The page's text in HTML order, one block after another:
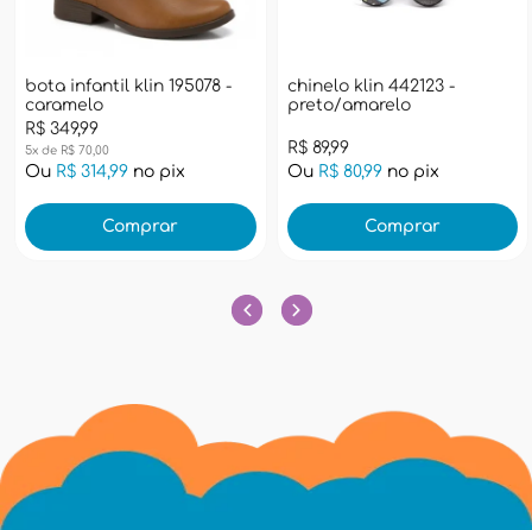
bota infantil klin 195078 -
caramelo
R$ 349,99
5x de R$ 70,00
Ou R$ 314,99 no pix
Comprar
chinelo klin 442123 -
preto/amarelo
R$ 89,99
Ou R$ 80,99no pix
Comprar